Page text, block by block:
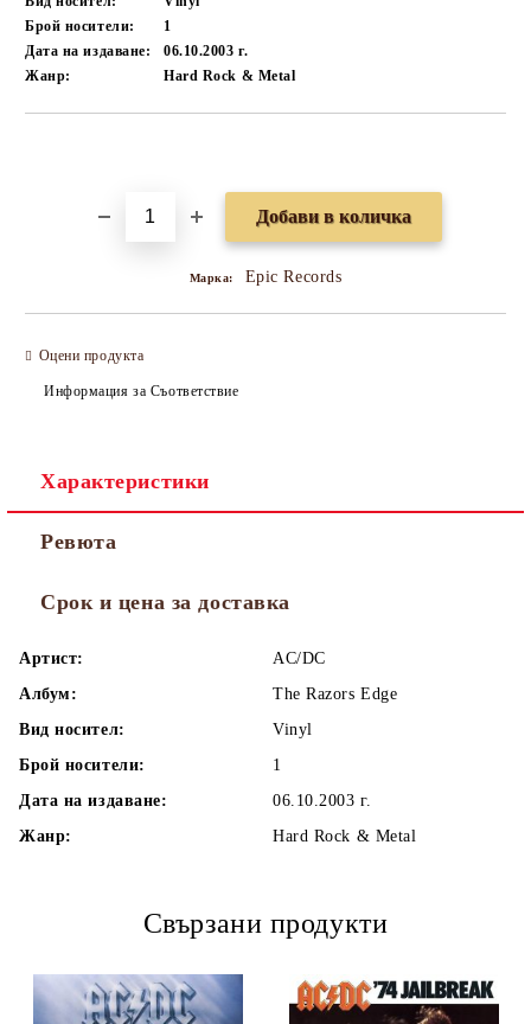
Брой носители:
1
Дата на издаване:
06.10.2003 г.
Жанр:
Hard Rock & Metal
Марка: Epic Records
Оцени продукта
Информация за Съответствие
Характеристики
Ревюта
Срок и цена за доставка
Артист:
AC/DC
Албум:
The Razors Edge
Вид носител:
Vinyl
Брой носители:
1
Дата на издаване:
06.10.2003 г.
Жанр:
Hard Rock & Metal
Свързани продукти